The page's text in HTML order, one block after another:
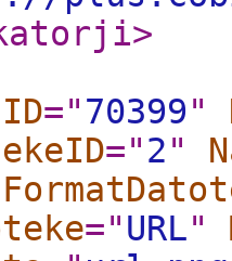
>
ID="70399"
="2"
="URL"